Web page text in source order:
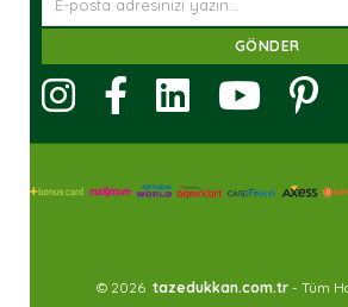
GÖNDER
© 2026 tazedukkan.com.tr - Tüm